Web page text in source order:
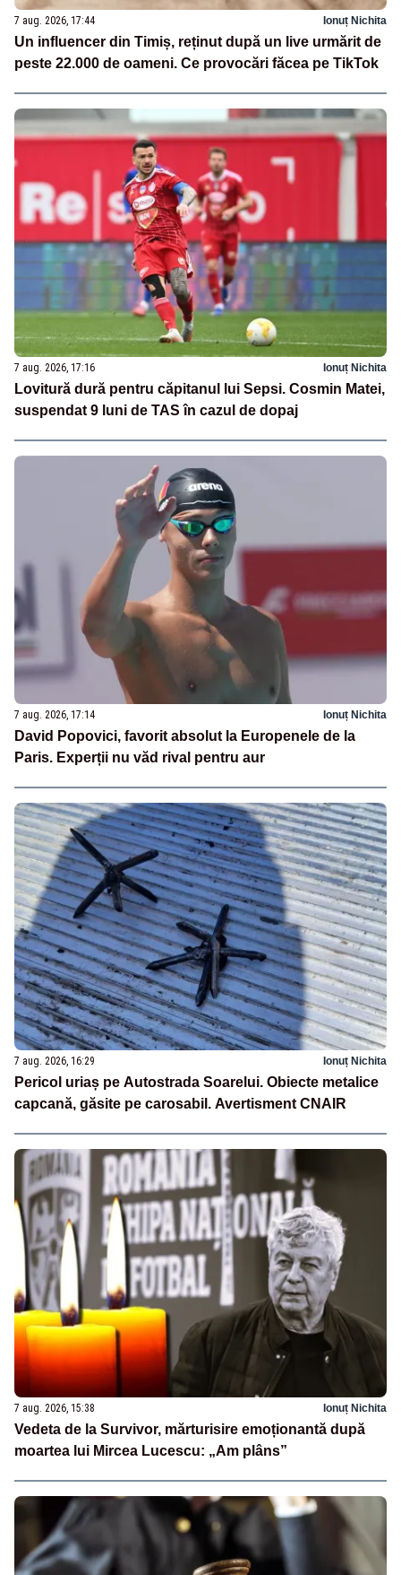
7 aug. 2026, 17:44 Ionuț Nichita
Un influencer din Timiș, reținut după un live urmărit de
peste 22.000 de oameni. Ce provocări făcea pe TikTok
7 aug. 2026, 17:16 Ionuț Nichita
Lovitură dură pentru căpitanul lui Sepsi. Cosmin Matei,
suspendat 9 luni de TAS în cazul de dopaj
7 aug. 2026, 17:14 Ionuț Nichita
David Popovici, favorit absolut la Europenele de la
Paris. Experții nu văd rival pentru aur
7 aug. 2026, 16:29 Ionuț Nichita
Pericol uriaș pe Autostrada Soarelui. Obiecte metalice
capcană, găsite pe carosabil. Avertisment CNAIR
7 aug. 2026, 15:38 Ionuț Nichita
Vedeta de la Survivor, mărturisire emoționantă după
moartea lui Mircea Lucescu: „Am plâns”